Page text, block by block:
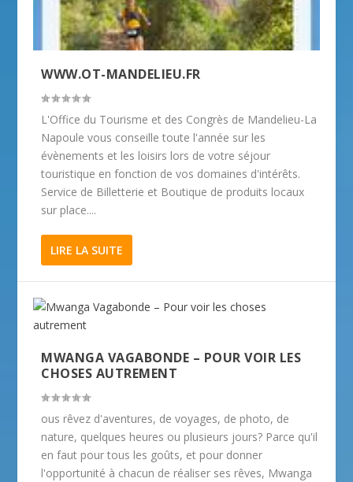
WWW.OT-MANDELIEU.FR
L'Office du Tourisme et des Congrès de Mandelieu-La
Napoule vous conseille toute l'année sur les
évènements et les loisirs lors de votre séjour
touristique en fonction de vos domaines d'intérêts.
Service de Billetterie et Boutique de produits locaux
sur place....
LIRE LA SUITE
MWANGA VAGABONDE – POUR VOIR LES
CHOSES AUTREMENT
ous rêvez d'aventures, de voyages, de photo, de
nature, quelques heures ou plusieurs jours? Parce qu'il
en faut pour tous les goûts, et pour donner
l'opportunité à chacun de réaliser ses rêves, Mwanga